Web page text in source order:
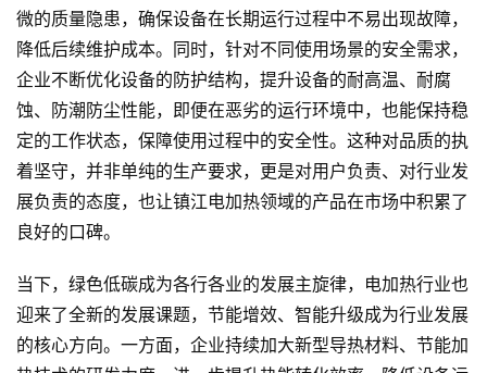
微的质量隐患，确保设备在长期运行过程中不易出现故障，
降低后续维护成本。同时，针对不同使用场景的安全需求，
企业不断优化设备的防护结构，提升设备的耐高温、耐腐
蚀、防潮防尘性能，即便在恶劣的运行环境中，也能保持稳
定的工作状态，保障使用过程中的安全性。这种对品质的执
着坚守，并非单纯的生产要求，更是对用户负责、对行业发
展负责的态度，也让镇江电加热领域的产品在市场中积累了
良好的口碑。
当下，绿色低碳成为各行各业的发展主旋律，电加热行业也
迎来了全新的发展课题，节能增效、智能升级成为行业发展
的核心方向。一方面，企业持续加大新型导热材料、节能加